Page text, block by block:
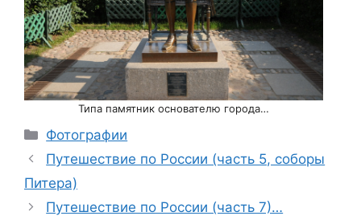
Типа памятник основателю города…
Categories
Фотографии
Путешествие по России (часть 5, соборы
Питера)
Путешествие по России (часть 7)…